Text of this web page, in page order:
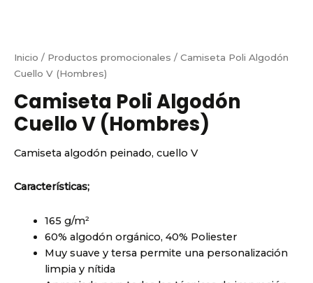
Inicio / Productos promocionales / Camiseta Poli Algodón
Cuello V (Hombres)
Camiseta Poli Algodón
Cuello V (Hombres)
Camiseta algodón peinado, cuello V
Características;
165 g/m²
60% algodón orgánico, 40% Poliester
Muy suave y tersa permite una personalización
limpia y nítida